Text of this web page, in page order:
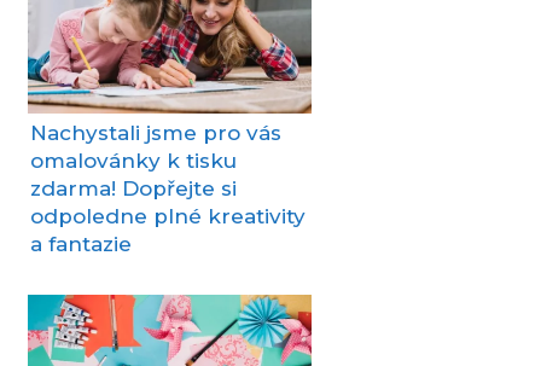
Nachystali jsme pro vás
omalovánky k tisku
zdarma! Dopřejte si
odpoledne plné kreativity
a fantazie